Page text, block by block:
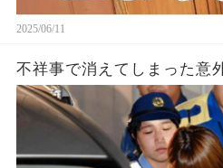
2025/06/11
不祥事で消えてしまった意